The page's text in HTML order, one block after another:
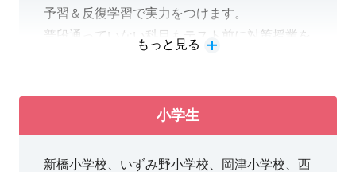
予習＆反復学習で実力をつけます。
普段通っていない科目もテスト前に対策授業を
提出物の評価UPにむけて学校のワークやプリ
もっと見る
小学生
新橋小学校、いずみ野小学校、岡津小学校、西